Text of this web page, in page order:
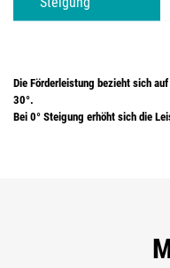
Die Förderleistung bezieht sich
30°.
Bei 0° Steigung erhöht sich die